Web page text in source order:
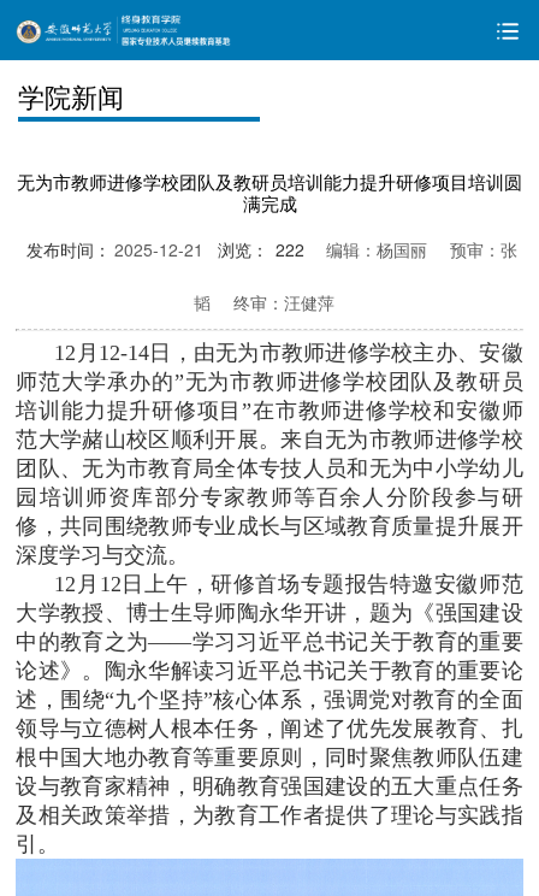
学院新闻
无为市教师进修学校团队及教研员培训能力提升研修项目培训圆
满完成
发布时间： 2025-12-21 浏览： 222 编辑：杨国丽 预审：张
韬 终审：汪健萍
12月12-14日，由无为市教师进修学校主办、安徽
师范大学承办的”无为市教师进修学校团队及教研员
培训能力提升研修项目”在市教师进修学校和安徽师
范大学赭山校区顺利开展。来自无为市教师进修学校
团队、无为市教育局全体专技人员和无为中小学幼儿
园培训师资库部分专家教师等百余人分阶段参与研
修，共同围绕教师专业成长与区域教育质量提升展开
深度学习与交流。
12月12日上午，研修首场专题报告特邀安徽师范
大学教授、博士生导师陶永华开讲，题为《强国建设
中的教育之为——学习习近平总书记关于教育的重要
论述》。陶永华解读习近平总书记关于教育的重要论
述，围绕“九个坚持”核心体系，强调党对教育的全面
领导与立德树人根本任务，阐述了优先发展教育、扎
根中国大地办教育等重要原则，同时聚焦教师队伍建
设与教育家精神，明确教育强国建设的五大重点任务
及相关政策举措，为教育工作者提供了理论与实践指
引。